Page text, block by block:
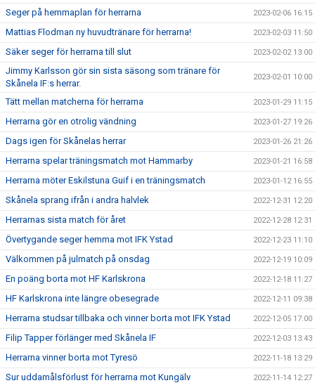
Seger på hemmaplan för herrarna 2023-02-06 16:15
Mattias Flodman ny huvudtränare för herrarna! 2023-02-03 11:50
Säker seger för herrarna till slut 2023-02-02 13:00
Jimmy Karlsson gör sin sista säsong som tränare för
Skånela IF:s herrar.
2023-02-01 10:00
Tätt mellan matcherna för herrarna 2023-01-29 11:15
Herrarna gör en otrolig vändning 2023-01-27 19:26
Dags igen för Skånelas herrar 2023-01-26 21:26
Herrarna spelar träningsmatch mot Hammarby 2023-01-21 16:58
Herrarna möter Eskilstuna Guif i en träningsmatch 2023-01-12 16:55
Skånela sprang ifrån i andra halvlek 2022-12-31 12:20
Herrarnas sista match för året 2022-12-28 12:31
Övertygande seger hemma mot IFK Ystad 2022-12-23 11:10
Välkommen på julmatch på onsdag 2022-12-19 10:09
En poäng borta mot HF Karlskrona 2022-12-18 11:27
HF Karlskrona inte längre obesegrade 2022-12-11 09:38
Herrarna studsar tillbaka och vinner borta mot IFK Ystad 2022-12-05 17:00
Filip Tapper förlänger med Skånela IF 2022-12-03 13:43
Herrarna vinner borta mot Tyresö 2022-11-18 13:29
Sur uddamålsförlust för herrarna mot Kungälv 2022-11-14 12:27